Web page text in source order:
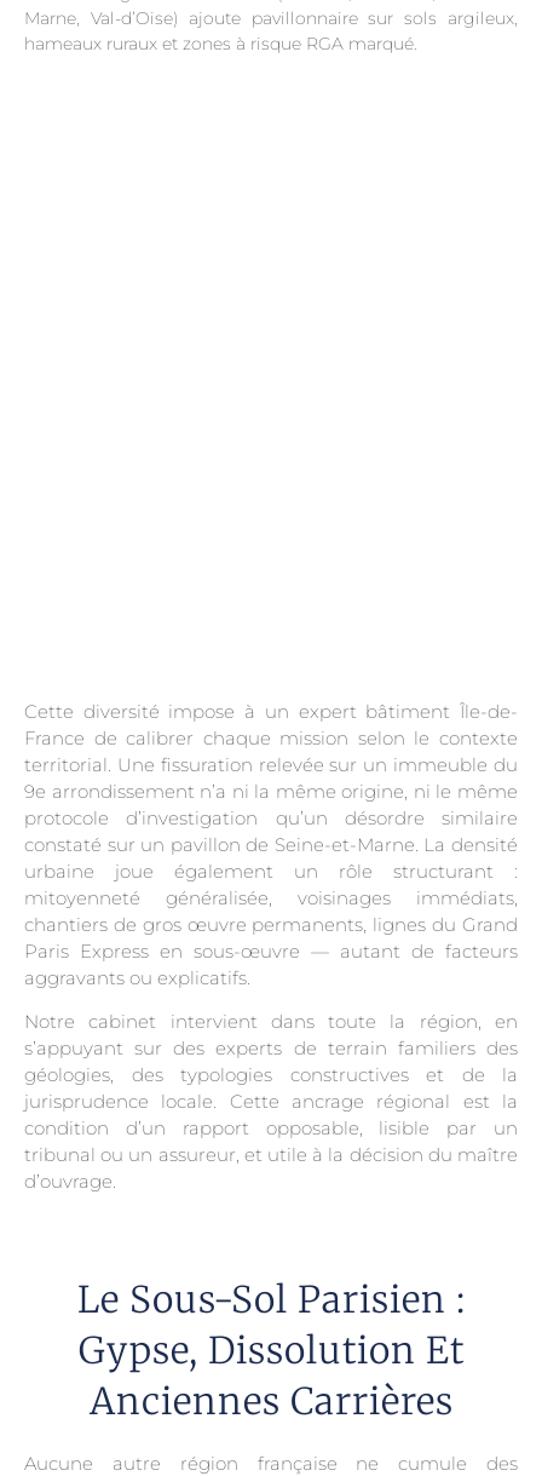
Marne, Val-d’Oise) ajoute pavillonnaire sur sols argileux,
hameaux ruraux et zones à risque RGA marqué.
Cette diversité impose à un expert bâtiment Île-de-
France de calibrer chaque mission selon le contexte
territorial. Une fissuration relevée sur un immeuble du
9e arrondissement n’a ni la même origine, ni le même
protocole d’investigation qu’un désordre similaire
constaté sur un pavillon de Seine-et-Marne. La densité
urbaine joue également un rôle structurant :
mitoyenneté généralisée, voisinages immédiats,
chantiers de gros œuvre permanents, lignes du Grand
Paris Express en sous-œuvre — autant de facteurs
aggravants ou explicatifs.
Notre cabinet intervient dans toute la région, en
s’appuyant sur des experts de terrain familiers des
géologies, des typologies constructives et de la
jurisprudence locale. Cette ancrage régional est la
condition d’un rapport opposable, lisible par un
tribunal ou un assureur, et utile à la décision du maître
d’ouvrage.
Le Sous-Sol Parisien :
Gypse, Dissolution Et
Anciennes Carrières
Aucune autre région française ne cumule des